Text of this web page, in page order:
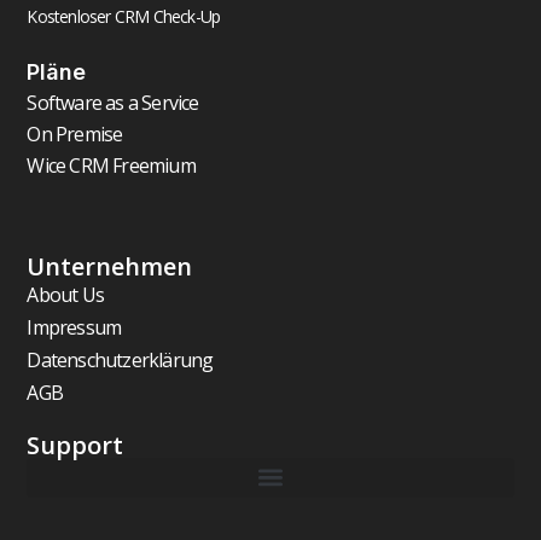
Kostenloser CRM Check-Up
Pläne
Software as a Service
On Premise
Wice CRM Freemium
Unternehmen
About Us
Impressum
Datenschutzerklärung
AGB
Support